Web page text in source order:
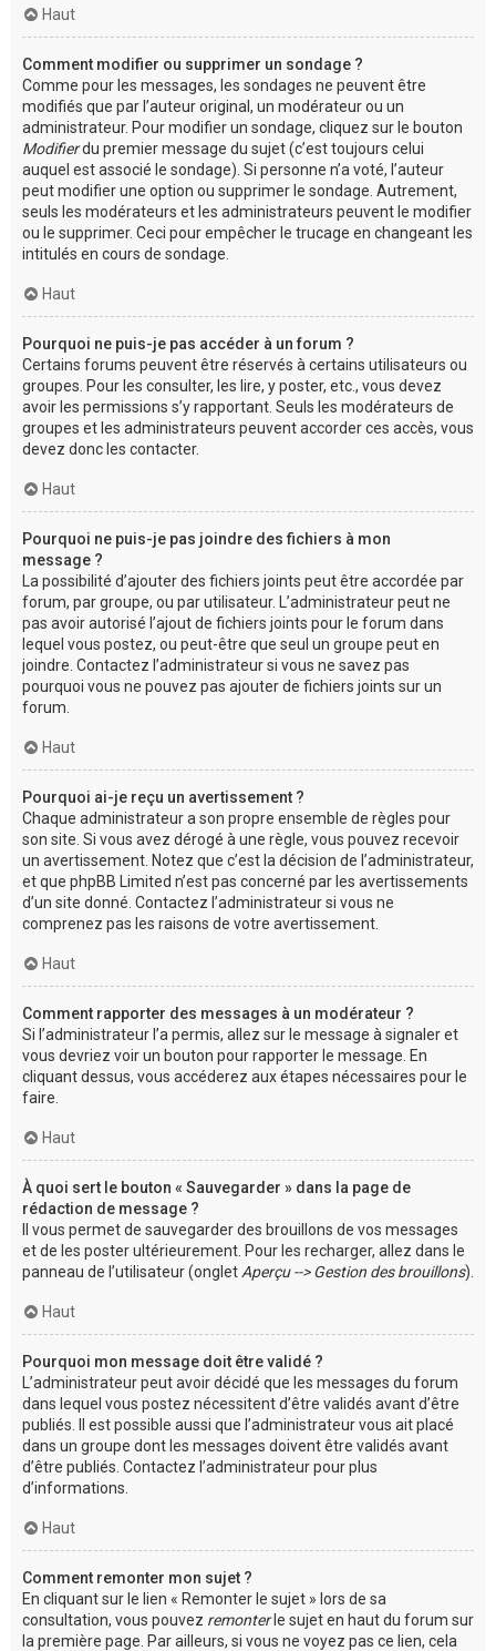
Haut
Comment modifier ou supprimer un sondage ?
Comme pour les messages, les sondages ne peuvent être
modifiés que par l’auteur original, un modérateur ou un
administrateur. Pour modifier un sondage, cliquez sur le bouton
Modifierdu premier message du sujet (c’est toujours celui
auquel est associé le sondage). Si personne n’a voté, l’auteur
peut modifier une option ou supprimer le sondage. Autrement,
seuls les modérateurs et les administrateurs peuvent le modifier
ou le supprimer. Ceci pour empêcher le trucage en changeant les
intitulés en cours de sondage.
Haut
Pourquoi ne puis-je pas accéder à un forum ?
Certains forums peuvent être réservés à certains utilisateurs ou
groupes. Pour les consulter, les lire, y poster, etc., vous devez
avoir les permissions s’y rapportant. Seuls les modérateurs de
groupes et les administrateurs peuvent accorder ces accès, vous
devez donc les contacter.
Haut
Pourquoi ne puis-je pas joindre des fichiers à mon
message ?
La possibilité d’ajouter des fichiers joints peut être accordée par
forum, par groupe, ou par utilisateur. L’administrateur peut ne
pas avoir autorisé l’ajout de fichiers joints pour le forum dans
lequel vous postez, ou peut-être que seul un groupe peut en
joindre. Contactez l’administrateur si vous ne savez pas
pourquoi vous ne pouvez pas ajouter de fichiers joints sur un
forum.
Haut
Pourquoi ai-je reçu un avertissement ?
Chaque administrateur a son propre ensemble de règles pour
son site. Si vous avez dérogé à une règle, vous pouvez recevoir
un avertissement. Notez que c’est la décision de l’administrateur,
et que phpBB Limited n’est pas concerné par les avertissements
d’un site donné. Contactez l’administrateur si vous ne
comprenez pas les raisons de votre avertissement.
Haut
Comment rapporter des messages à un modérateur ?
Si l’administrateur l’a permis, allez sur le message à signaler et
vous devriez voir un bouton pour rapporter le message. En
cliquant dessus, vous accéderez aux étapes nécessaires pour le
faire.
Haut
À quoi sert le bouton « Sauvegarder » dans la page de
rédaction de message ?
Il vous permet de sauvegarder des brouillons de vos messages
et de les poster ultérieurement. Pour les recharger, allez dans le
panneau de l’utilisateur (onglet Aperçu --> Gestion des brouillons).
Haut
Pourquoi mon message doit être validé ?
L’administrateur peut avoir décidé que les messages du forum
dans lequel vous postez nécessitent d’être validés avant d’être
publiés. Il est possible aussi que l’administrateur vous ait placé
dans un groupe dont les messages doivent être validés avant
d’être publiés. Contactez l’administrateur pour plus
d’informations.
Haut
Comment remonter mon sujet ?
En cliquant sur le lien « Remonter le sujet » lors de sa
consultation, vous pouvez remonterle sujet en haut du forum sur
la première page. Par ailleurs, si vous ne voyez pas ce lien, cela